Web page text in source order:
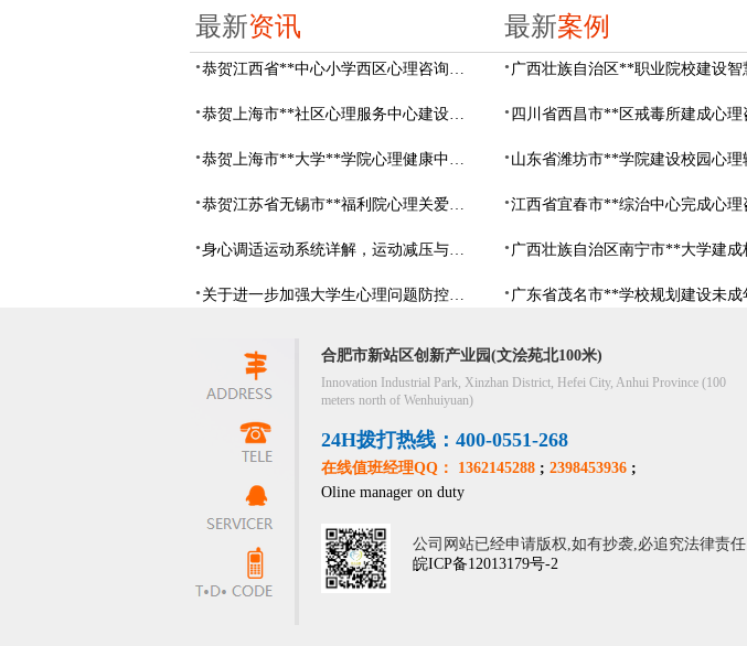
最新资讯
恭贺江西省**中心小学西区心理咨询教室设备采购项目由阳光心健代理商中标
恭贺上海市**社区心理服务中心建设项目由阳光心健代理商中标
恭贺上海市**大学**学院心理健康中心建设项目由阳光心健代理商中标
恭贺江苏省无锡市**福利院心理关爱中心建设项目由阳光心健代理商中标
身心调适运动系统详解，运动减压与心理调适全指南
关于进一步加强大学生心理问题防控，防控大学生心理危机
最新案例
合肥市新站区创新产业园(文浍苑北100米)
Innovation Industrial Park, Xinzhan District, Hefei City, Anhui Province (100
meters north of Wenhuiyuan)
24H拨打热线：400-0551-268
在线值班经理QQ： 1362145288 ; 2398453936 ;
Oline manager on duty
公司网站已经申请版权,如有抄袭,必追究法律责任
皖ICP备12013179号-2